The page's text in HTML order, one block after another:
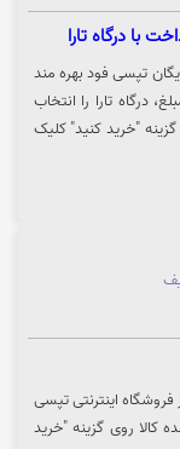
با درگاه تارا
تپسی فود بهره مند
درگاه تارا را انتخاب
"خرید کنید" کلیک
تا 30 درصد تخفیف، از فروشگاه اینترنتی تپسی
کالا روی گزینه "خرید